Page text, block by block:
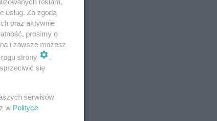
usług. Za zgodą
oraz aktywnie
prosimy o
i zawsze możesz
strony
.
się
serwisów
w Polityce